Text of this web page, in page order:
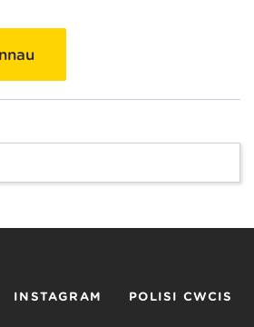
INSTAGRAM POLISI CWCIS